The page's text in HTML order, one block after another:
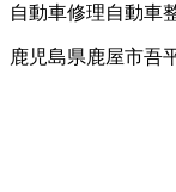
自動車修理自動車
鹿児島県鹿屋市吾